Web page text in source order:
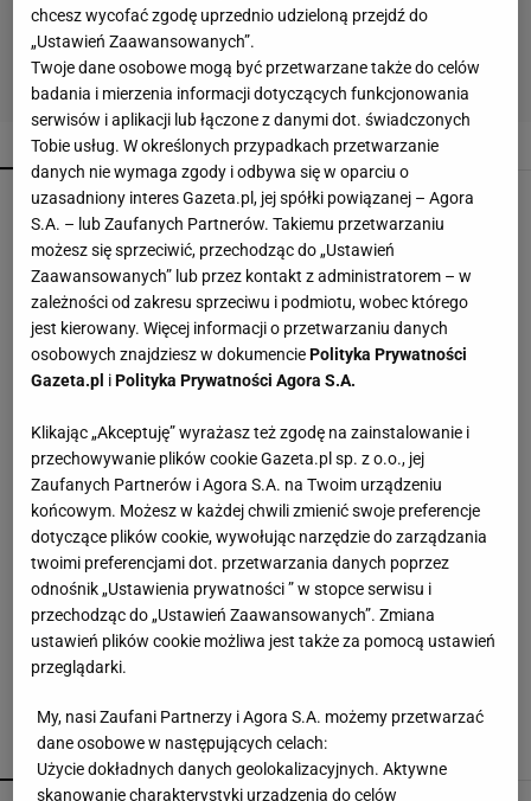
POPULARNE NAJNOWSZE
Coraz więcej osób wkłada folię pod telewizor.
Szczegół zmienia wszystko
Torba z Action wygląda jak z droższego butiku.
Styl jak Longchamp, cena poniżej 31 zł
wakacyjny sen. Zara ma podobne kwiatowe
perełki
Coraz więcej osób gotuje te przyprawy. Powód
czuć już po kilku minutach
Krzywy ogórek to ważny sygnał dla każdego
ogrodnika
POLECAMY WIĘCEJ TEMATÓW
chcesz wycofać zgodę uprzednio udzieloną przejdź do
„Ustawień Zaawansowanych”.
Twoje dane osobowe mogą być przetwarzane także do celów
badania i mierzenia informacji dotyczących funkcjonowania
serwisów i aplikacji lub łączone z danymi dot. świadczonych
Tobie usług. W określonych przypadkach przetwarzanie
danych nie wymaga zgody i odbywa się w oparciu o
uzasadniony interes Gazeta.pl, jej spółki powiązanej – Agora
S.A. – lub Zaufanych Partnerów. Takiemu przetwarzaniu
możesz się sprzeciwić, przechodząc do „Ustawień
Zaawansowanych” lub przez kontakt z administratorem – w
zależności od zakresu sprzeciwu i podmiotu, wobec którego
jest kierowany. Więcej informacji o przetwarzaniu danych
osobowych znajdziesz w dokumenciePolityka Prywatności
Gazeta.pl iPolityka Prywatności Agora S.A.
Klikając „Akceptuję” wyrażasz też zgodę na zainstalowanie i
przechowywanie plików cookie Gazeta.pl sp. z o.o., jej
Zaufanych Partnerów i Agora S.A. na Twoim urządzeniu
końcowym. Możesz w każdej chwili zmienić swoje preferencje
dotyczące plików cookie, wywołując narzędzie do zarządzania
twoimi preferencjami dot. przetwarzania danych poprzez
odnośnik „Ustawienia prywatności ” w stopce serwisu i
przechodząc do „Ustawień Zaawansowanych”. Zmiana
ustawień plików cookie możliwa jest także za pomocą ustawień
przeglądarki.
My, nasi Zaufani Partnerzy i Agora S.A. możemy przetwarzać
dane osobowe w następujących celach:
Użycie dokładnych danych geolokalizacyjnych. Aktywne
skanowanie charakterystyki urządzenia do celów